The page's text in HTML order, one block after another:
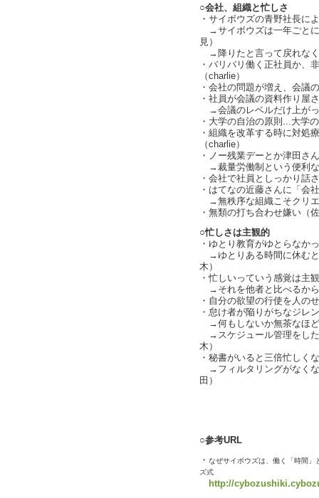
○会社、組織と忙しさ
・サイボウズの青野社長に
→サイボウズは一年ごとに
見）
→降りたと言って戻れな
・バリバリ働く正社員か、
（charlie）
・会社の問題が増え、会議
・社員が会議の資料作り屋
→会議のレベルだけ上がっ
・大学の自治の原則...大学
・組織を改革する時に対処
（charlie）
・ノー残業デーとか津田さ
→裁量労働制という便利
・会社で社員としっかり話
・はてなの近藤さんに「会
→無秩序な組織こそクリエ
・無類の打ち合わせ嫌い（
○忙しさは主観的
・ゆとり教育がゆとらなか
→ゆとりある時間に休むと
木）
・忙しいっていう感覚は主
→それを他者と比べるか
・自分の欲望の行使を人の
・怠け者が陥りがちなジレ
→何もしないか無茶なほ
→スケジュール管理をした
木）
・秘書がいると三倍忙しく
→フィルタリングがなくな
田）
○参考URL
・ なぜサイボウズは、働く「時間
ズ式
http://